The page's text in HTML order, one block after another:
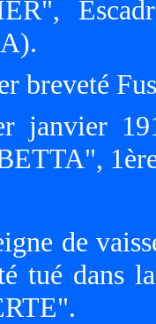
breveté
janvier
de
tué dans